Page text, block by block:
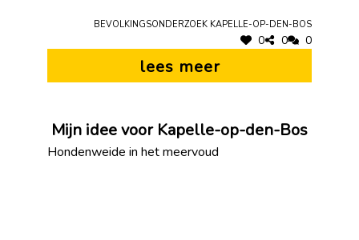
Bevolkingsonderzoek Kapelle-op-den-Bos
0 0 0
lees meer
Mijn idee voor Kapelle-op-den-Bos
Hondenweide in het meervoud